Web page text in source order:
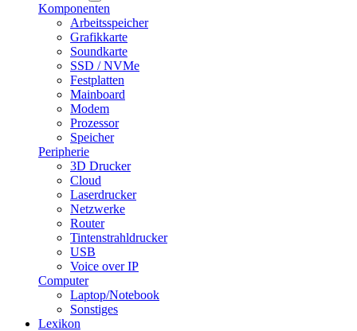
Komponenten
Arbeitsspeicher
Grafikkarte
Soundkarte
SSD / NVMe
Festplatten
Mainboard
Modem
Prozessor
Speicher
Peripherie
3D Drucker
Cloud
Laserdrucker
Netzwerke
Router
Tintenstrahldrucker
USB
Voice over IP
Computer
Laptop/Notebook
Sonstiges
Lexikon